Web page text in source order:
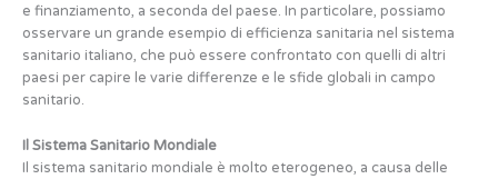
e finanziamento, a seconda del paese. In particolare, possiamo
osservare un grande esempio di efficienza sanitaria nel sistema
sanitario italiano, che può essere confrontato con quelli di altri
paesi per capire le varie differenze e le sfide globali in campo
sanitario.
Il Sistema Sanitario Mondiale
Il sistema sanitario mondiale è molto eterogeneo, a causa delle